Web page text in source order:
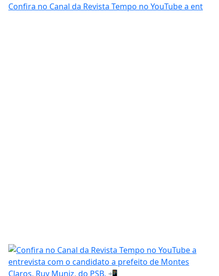
Confira no Canal da Revista Tempo no YouTube a ent